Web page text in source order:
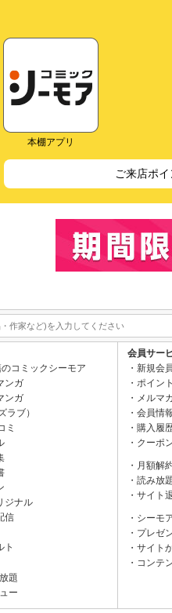
本棚アプリ
ご来店ポイ
コミックシーモア
ンガ
ンガ
ラブ）
ミ
ジナル
信
ト
題
ー
会員サー
新規会
ポイン
メルマ
会員情
購入履
クーポ
月額解
読み放
サイト
シーモ
プレゼ
サイト
コンテ